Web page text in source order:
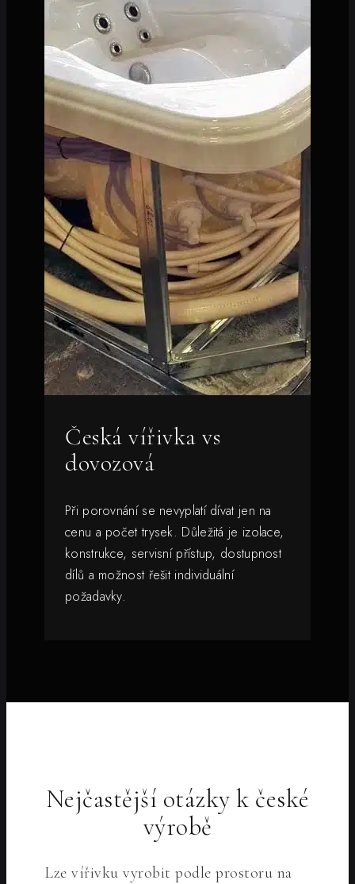
Česká vířivka vs
dovozová
Při porovnání se nevyplatí dívat jen na
cenu a počet trysek. Důležitá je izolace,
konstrukce, servisní přístup, dostupnost
dílů a možnost řešit individuální
požadavky.
Nejčastější otázky k české
výrobě
Lze vířivku vyrobit podle prostoru na